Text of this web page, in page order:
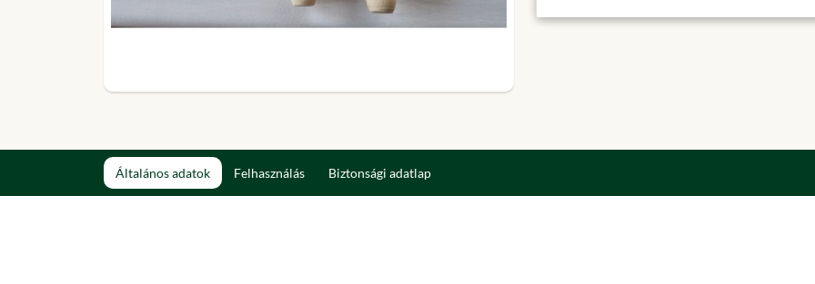
Általános adatok Felhasználás Biztonsági adatlap